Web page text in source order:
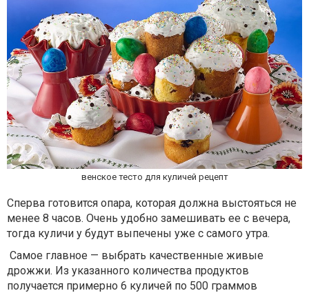
венское тесто для куличей рецепт
Сперва готовится опара, которая должна выстояться не
менее 8 часов. Очень удобно замешивать ее с вечера,
тогда куличи у будут выпечены уже с самого утра.
Самое главное — выбрать качественные живые
дрожжи. Из указанного количества продуктов
получается примерно 6 куличей по 500 граммов